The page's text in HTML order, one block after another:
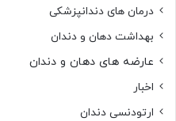
درمان های دندانپزشکی
بهداشت دهان و دندان
عارضه های دهان و دندان
اخبار
ارتودنسی دندان